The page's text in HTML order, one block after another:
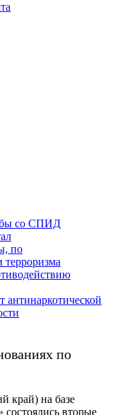
со СПИД
по
терроризма
по
край) на базе
вторые